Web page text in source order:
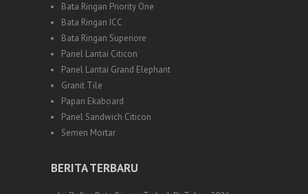
Bata Ringan Priority One
Bata Ringan ICC
Bata Ringan Superiore
Panel Lantai Citicon
Panel Lantai Grand Elephant
Granit Tile
Papan Ekaboard
Panel Sandwich Citicon
Semen Mortar
BERITA TERBARU